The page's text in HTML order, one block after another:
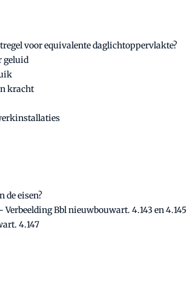
voor equivalente daglichtoppervlakte?
geluid
kracht
de eisen?
Bbl nieuwbouwart. 4.143 en 4.145
4.147